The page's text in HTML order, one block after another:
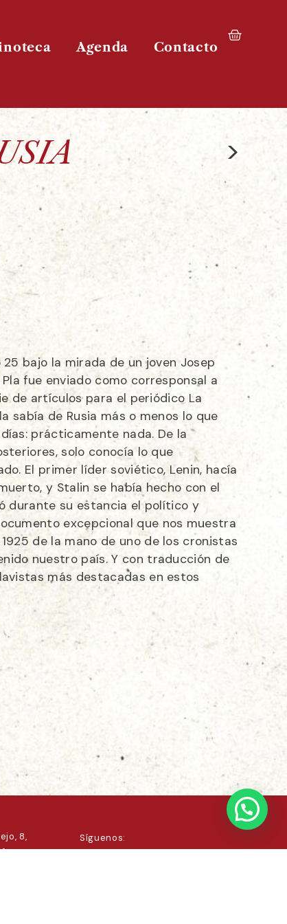
Agenda Contacto
>
bajo la mirada de un joven Josep
Pla fue enviado como corresponsal a
de artículos para el periódico La
sabía de Rusia más o menos lo que
prácticamente nada. De la
solo conocía lo que
El primer líder soviético, Lenin, hacía
y Stalin se había hecho con el
durante su estancia el político y
excepcional que nos muestra
de la mano de uno de los cronistas
nuestro país. Y con traducción de
más destacadas en estos
8,
Síguenos: